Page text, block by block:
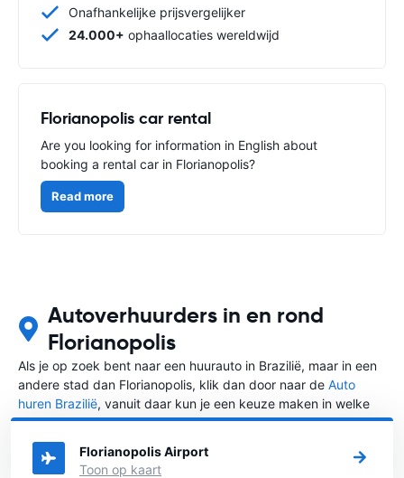
Onafhankelijke prijsvergelijker
24.000+ ophaallocaties wereldwijd
Florianopolis car rental
Are you looking for information in English about
booking a rental car in Florianopolis?
Read more
Autoverhuurders in en rond
Florianopolis
Als je op zoek bent naar een huurauto in Brazilië, maar in een
andere stad dan Florianopolis, klik dan door naar de Auto
huren Brazilië, vanuit daar kun je een keuze maken in welke
stad in Brazilië je een auto huren wilt.
Florianopolis Airport
Toon op kaart